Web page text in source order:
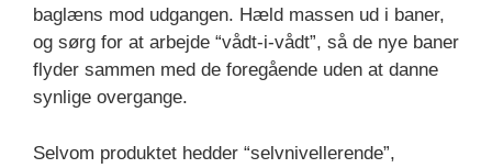
baglæns mod udgangen. Hæld massen ud i baner,
og sørg for at arbejde “vådt-i-vådt”, så de nye baner
flyder sammen med de foregående uden at danne
synlige overgange.
Selvom produktet hedder “selvnivellerende”,